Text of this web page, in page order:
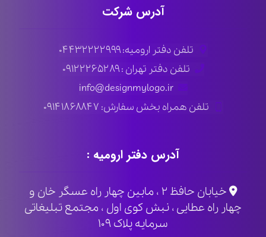
آدرس شرکت
تلفن دفتر ارومیه: ۰۴۴۳۲۲۲۲۹۹۹
تلفن دفتر تهران : ۰۹۱۲۲۲۶۵۲۸۹
info@designmylogo.ir
تلفن همراه بخش سفارش: ۰۹۱۴۱۸۶۸۸۴۷
آدرس دفتر ارومیه :
خیابان حافظ ۲ ، مابین چهار راه عسگر خان و
چهار راه عطایی ، نبش کوی اول ، مجتمع تبلیغاتی
سرمایه پلاک ۱۰۹